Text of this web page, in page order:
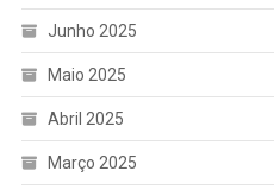
Junho 2025
Maio 2025
Abril 2025
Março 2025